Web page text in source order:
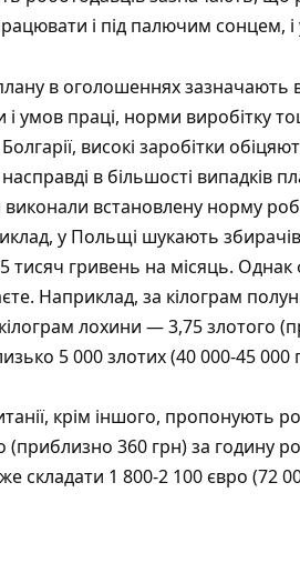
і під палючим сонцем, і у
в оголошеннях зазначають
і умов праці, норми
високі заробітки
насправді в більшості випадків
виконали встановлену норму
у Польщі шукають
гривень на місяць. Однак
Наприклад, за кілограм
лохини — 3,75 злотого
5 000 злотих (40 000-45 000
крім іншого, пропонують
360 грн) за годину
складати 1 800-2 100 євро (72